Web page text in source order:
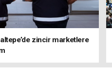
zincir marketlere